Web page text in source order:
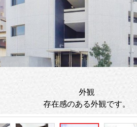
外観
存在感のある外観です。